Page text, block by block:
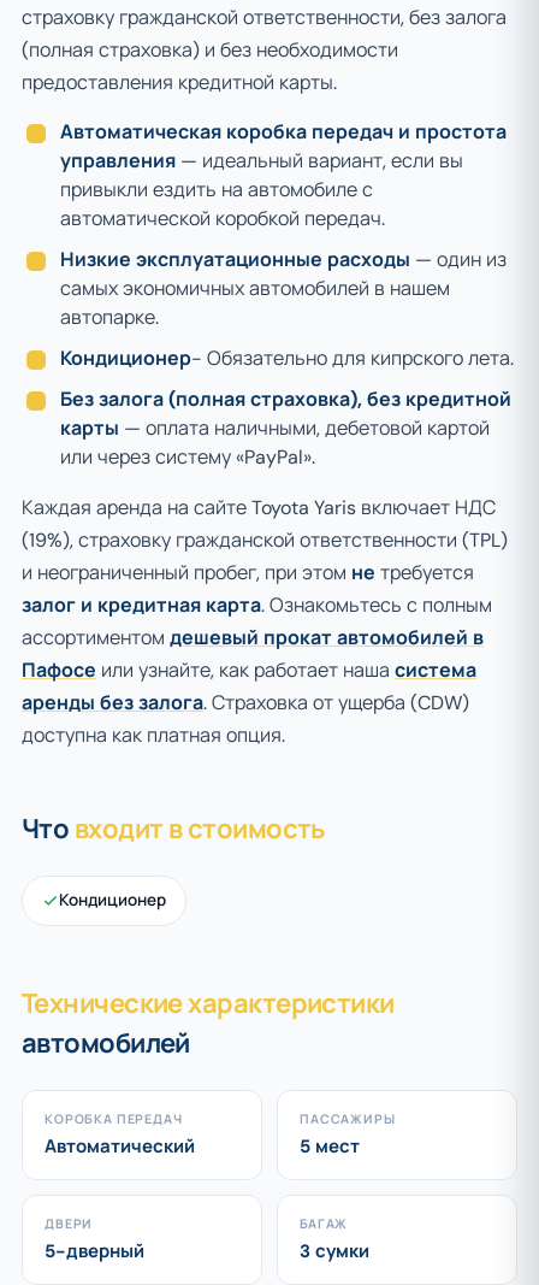
страховку гражданской ответственности, без залога
(полная страховка) и без необходимости
предоставления кредитной карты.
Автоматическая коробка передач и простота
управления — идеальный вариант, если вы
привыкли ездить на автомобиле с
автоматической коробкой передач.
Низкие эксплуатационные расходы — один из
самых экономичных автомобилей в нашем
автопарке.
Кондиционер- Обязательно для кипрского лета.
Без залога (полная страховка), без кредитной
карты — оплата наличными, дебетовой картой
или через систему «PayPal».
Каждая аренда на сайте Toyota Yaris включает НДС
(19%), страховку гражданской ответственности (TPL)
и неограниченный пробег, при этом не требуется
залог и кредитная карта. Ознакомьтесь с полным
ассортиментом дешевый прокат автомобилей в
Пафосе или узнайте, как работает наша система
аренды без залога. Страховка от ущерба (CDW)
доступна как платная опция.
Что входит в стоимость
Кондиционер
Технические характеристики
автомобилей
КОРОБКА ПЕРЕДАЧ
Автоматический
ПАССАЖИРЫ
5 мест
ДВЕРИ
5-дверный
БАГАЖ
3 сумки